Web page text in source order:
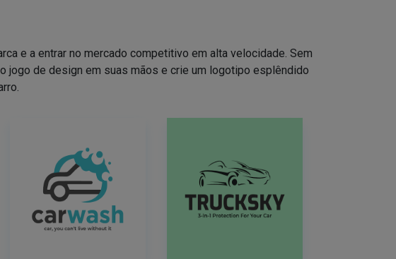
e a entrar no mercado competitivo em alta velocidade. Sem
jogo de design em suas mãos e crie um logotipo esplêndido